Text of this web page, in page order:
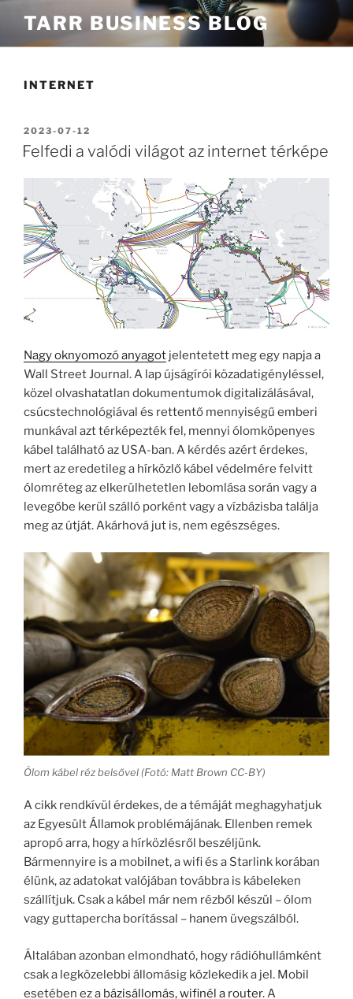
TARR BUSINESS BLOG
INTERNET
BEKÜLDVE:
2023-07-12
Felfedi a valódi világot az internet térképe
Nagy oknyomozó anyagot jelentetett meg egy napja a
Wall Street Journal. A lap újságírói közadatigényléssel,
közel olvashatatlan dokumentumok digitalizálásával,
csúcstechnológiával és rettentő mennyiségű emberi
munkával azt térképezték fel, mennyi ólomköpenyes
kábel található az USA-ban. A kérdés azért érdekes,
mert az eredetileg a hírközlő kábel védelmére felvitt
ólomréteg az elkerülhetetlen lebomlása során vagy a
levegőbe kerül szálló porként vagy a vízbázisba találja
meg az útját. Akárhová jut is, nem egészséges.
Ólom kábel réz belsővel (Fotó: Matt Brown CC-BY)
A cikk rendkívül érdekes, de a témáját meghagyhatjuk
az Egyesült Államok problémájának. Ellenben remek
apropó arra, hogy a hírközlésről beszéljünk.
Bármennyire is a mobilnet, a wifi és a Starlink korában
élünk, az adatokat valójában továbbra is kábeleken
szállítjuk. Csak a kábel már nem rézből készül – ólom
vagy guttapercha borítással – hanem üvegszálból.
Általában azonban elmondható, hogy rádióhullámként
csak a legközelebbi állomásig közlekedik a jel. Mobil
esetében ez a bázisállomás, wifinél a router. A